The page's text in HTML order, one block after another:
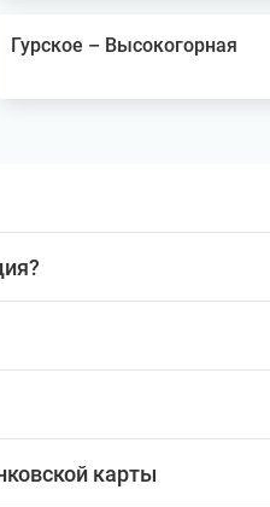
Гурское – Высокогорная
карты